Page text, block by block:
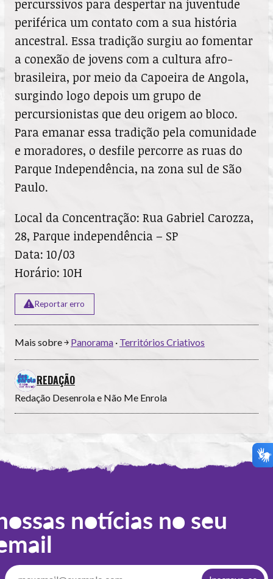
percurssivos para despertar na juventude
periférica um contato com a sua história
ancestral. Essa tradição surgiu ao fomentar
a conexão de jovens com a cultura afro-
brasileira, por meio da Capoeira de Angola,
surgindo logo depois um grupo de
percursionistas que deu origem ao bloco.
Para emanar essa tradição pela comunidade
e moradores, o desfile percorre as ruas do
Parque Independência, na zona sul de São
Paulo.
Local da Concentração: Rua Gabriel Carozza,
28, Parque independência – SP
Data: 10/03
Horário: 10H
Reportar erro
Mais sobre ￫ Panorama · Territórios Criativos
REDAÇÃO
Redação Desenrola e Não Me Enrola
notícias no seu